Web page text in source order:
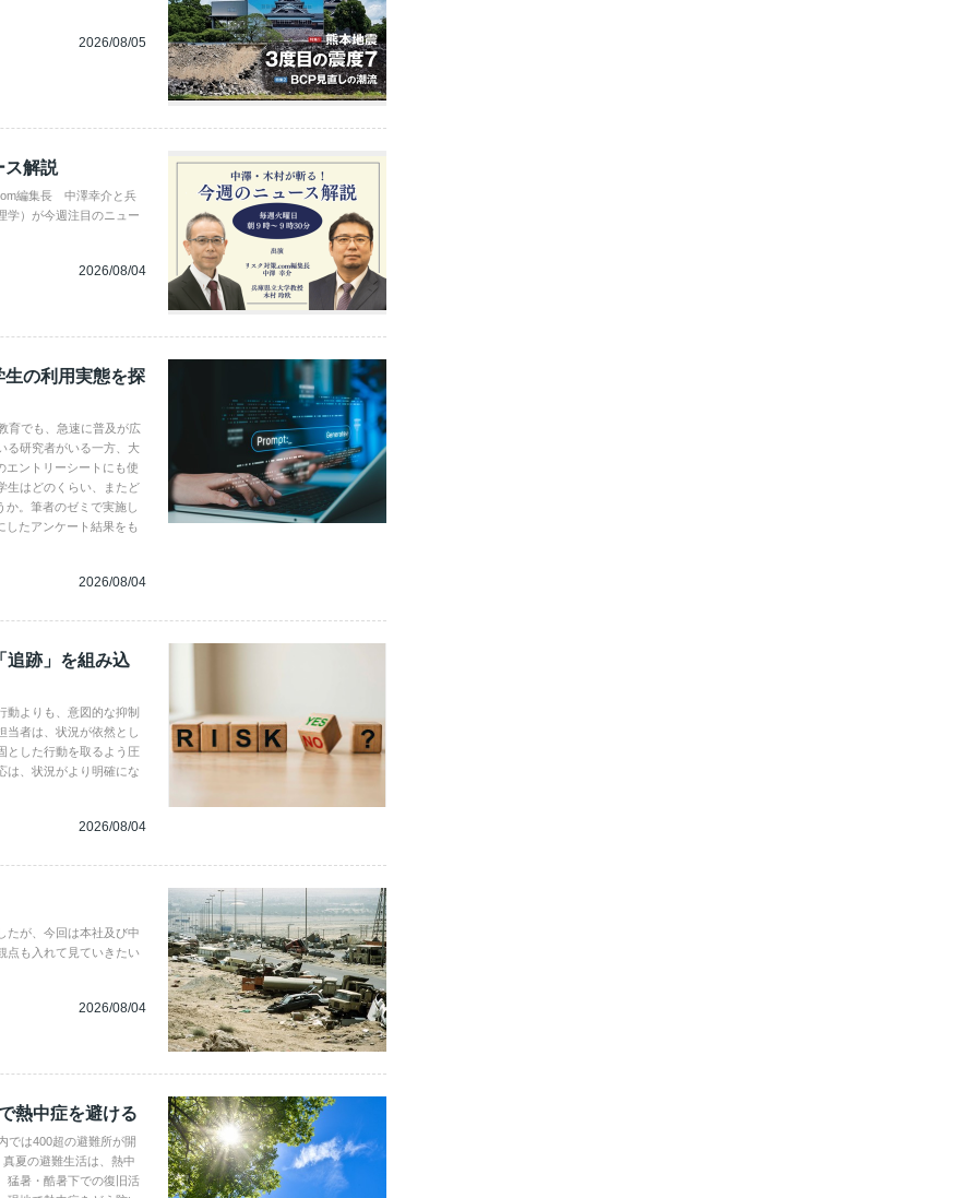
2026/08/05
ス解説
編集長 中澤幸介と兵
）が今週注目のニュー
2026/08/04
の利用実態を探
育でも、急速に普及が広
る研究者がいる一方、大
エントリーシートにも使
生はどのくらい、またど
か。筆者のゼミで実施し
したアンケート結果をも
2026/08/04
跡」を組み込
動よりも、意図的な抑制
当者は、状況が依然とし
とした行動を取るよう圧
は、状況がより明確にな
2026/08/04
たが、今回は本社及び中
点も入れて見ていきたい
2026/08/04
熱中症を避ける
では400超の避難所が開
夏の避難生活は、熱中
猛暑・酷暑下での復旧活